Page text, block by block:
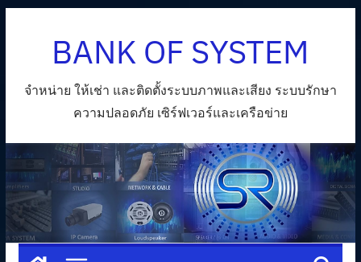
BANK OF SYSTEM
จำหน่าย ให้เช่า และติดตั้งระบบภาพและเสียง ระบบรักษา
ความปลอดภัย เซิร์ฟเวอร์และเครือข่าย